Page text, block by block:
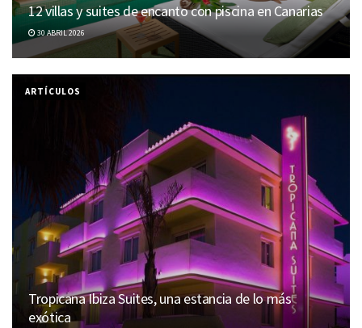
12 villas y suites de encanto con piscina en Canarias
30 ABRIL 2026
ARTÍCULOS
Tropicana Ibiza Suites, una estancia de lo más
exótica